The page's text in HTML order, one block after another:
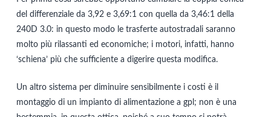
del differenziale da 3,92 e 3,69:1 con quella da 3,46:1 della
240D 3.0: in questo modo le trasferte autostradali saranno
molto più rilassanti ed economiche; i motori, infatti, hanno
‘schiena’ più che sufficiente a digerire questa modifica.
Un altro sistema per diminuire sensibilmente i costi è il
montaggio di un impianto di alimentazione a gpl; non è una